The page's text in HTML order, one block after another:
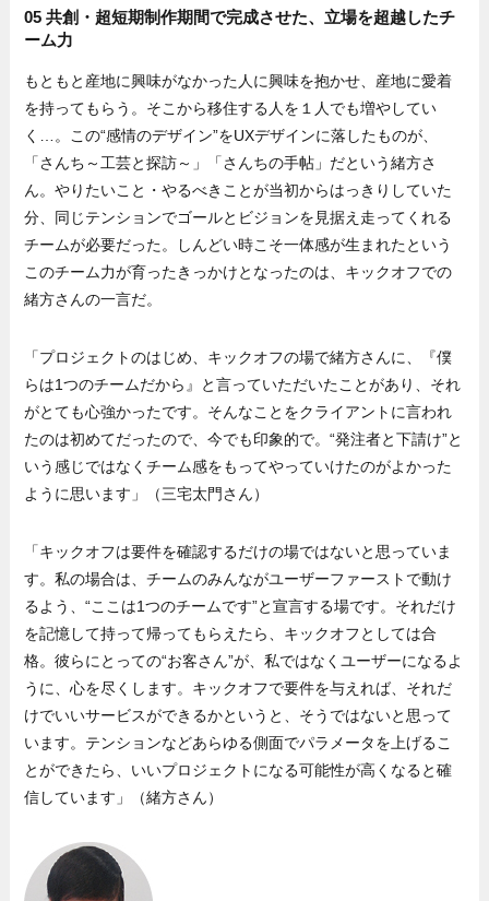
05 共創・超短期制作期間で完成させた、立場を超越したチ
ーム力
もともと産地に興味がなかった人に興味を抱かせ、産地に愛着
を持ってもらう。そこから移住する人を１人でも増やしてい
く…。この“感情のデザイン”をUXデザインに落したものが、
「さんち～工芸と探訪～」「さんちの手帖」だという緒方さ
ん。やりたいこと・やるべきことが当初からはっきりしていた
分、同じテンションでゴールとビジョンを見据え走ってくれる
チームが必要だった。しんどい時こそ一体感が生まれたという
このチーム力が育ったきっかけとなったのは、キックオフでの
緒方さんの一言だ。
「プロジェクトのはじめ、キックオフの場で緒方さんに、『僕
らは1つのチームだから』と言っていただいたことがあり、それ
がとても心強かったです。そんなことをクライアントに言われ
たのは初めてだったので、今でも印象的で。“発注者と下請け”と
いう感じではなくチーム感をもってやっていけたのがよかった
ように思います」（三宅太門さん）
「キックオフは要件を確認するだけの場ではないと思っていま
す。私の場合は、チームのみんながユーザーファーストで動け
るよう、“ここは1つのチームです”と宣言する場です。それだけ
を記憶して持って帰ってもらえたら、キックオフとしては合
格。彼らにとっての“お客さん”が、私ではなくユーザーになるよ
うに、心を尽くします。キックオフで要件を与えれば、それだ
けでいいサービスができるかというと、そうではないと思って
います。テンションなどあらゆる側面でパラメータを上げるこ
とができたら、いいプロジェクトになる可能性が高くなると確
信しています」（緒方さん）